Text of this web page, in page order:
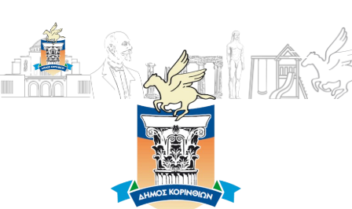
ΔΗΜΟΣ
ΚΟΡΙΝΘΙΩΝ